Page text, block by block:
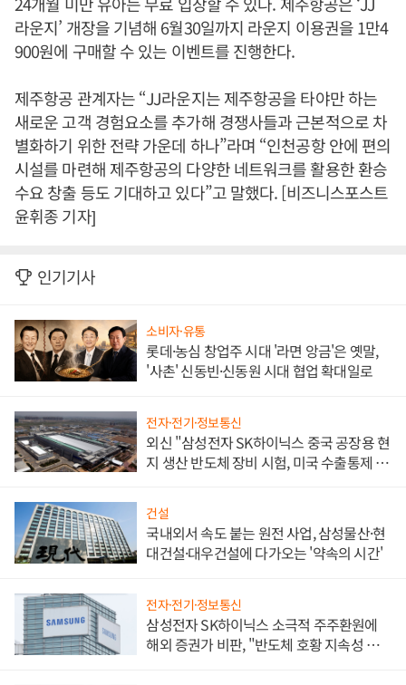
라운지’ 개장을 기념해 6월30일까지 라운지 이용권을 1만4
900원에 구매할 수 있는 이벤트를 진행한다.
제주항공 관계자는 “JJ라운지는 제주항공을 타야만 하는
새로운 고객 경험요소를 추가해 경쟁사들과 근본적으로 차
별화하기 위한 전략 가운데 하나”라며 “인천공항 안에 편의
시설를 마련해 제주항공의 다양한 네트워크를 활용한 환승
수요 창출 등도 기대하고 있다”고 말했다. [비즈니스포스트
윤휘종 기자]
인기기사
소비자·유통
롯데·농심 창업주 시대 '라면 앙금'은 옛말,
'사촌' 신동빈·신동원 시대 협업 확대일로
전자·전기·정보통신
외신 "삼성전자 SK하이닉스 중국 공장용 현
지 생산 반도체 장비 시험, 미국 수출통제 대
건설
국내외서 속도 붙는 원전 사업, 삼성물산·현
대건설·대우건설에 다가오는 '약속의 시간'
전자·전기·정보통신
삼성전자 SK하이닉스 소극적 주주환원에
해외 증권가 비판, "반도체 호황 지속성 의